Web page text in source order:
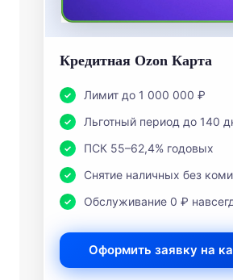
Кредитная Ozon Карта
Лимит до 1 000 000 ₽
Льготный период до 140
ПСК 55–62,4% годовых
Снятие наличных без
Обслуживание 0 ₽
Оформить заявку на